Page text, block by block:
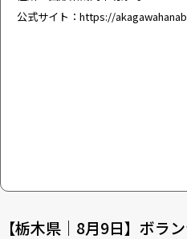
公式サイト： https://
【栃木県｜8月9日】ボラ